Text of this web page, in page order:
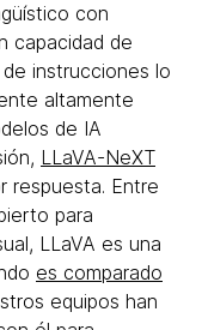
con
capacidad de
instrucciones lo
altamente
de IA
LLaVA-NeXT
respuesta. Entre
para
LLaVA es una
es comparado
equipos han